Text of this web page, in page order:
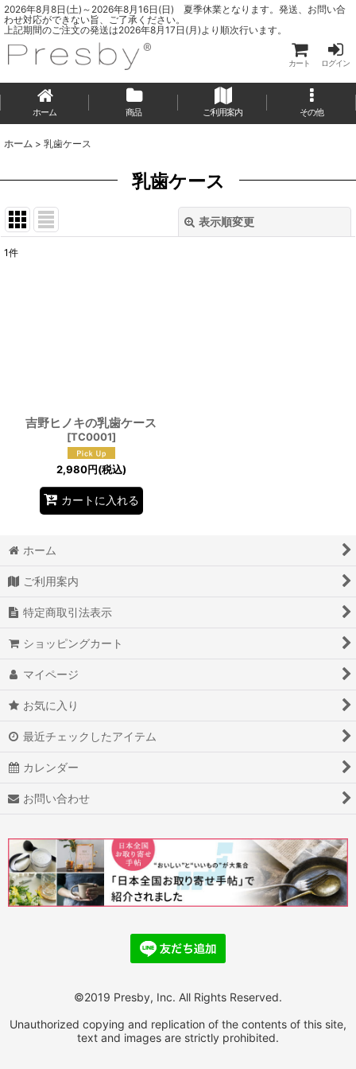
2026年8月8日(土)～2026年8月16日(日) 夏季休業となります。発送、お問い合
わせ対応ができない旨、ご了承ください。
上記期間のご注文の発送は2026年8月17日(月)より順次行います。
カート ログイン
ホーム 商品 ご利用案内 その他
ホーム > 乳歯ケース
乳歯ケース
表示順変更
1件
吉野ヒノキの乳歯ケース
[TC0001]
2,980円(税込)
カートに入れる
ホーム
ご利用案内
特定商取引法表示
ショッピングカート
マイページ
お気に入り
最近チェックしたアイテム
カレンダー
お問い合わせ
©2019 Presby, Inc. All Rights Reserved.
Unauthorized copying and replication of the contents of this site,
text and images are strictly prohibited.